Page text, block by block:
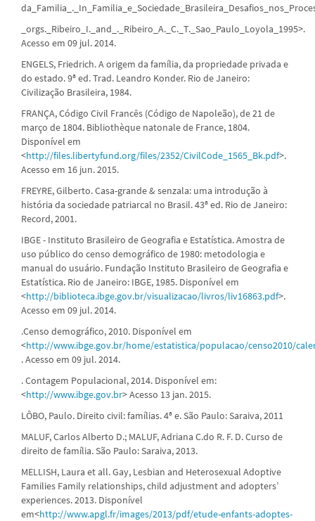
_orgs._Ribeiro_I._and_._Ribeiro_A._C._T._Sao_Paulo_Loyola_1995>.
Acesso em 09 jul. 2014.
ENGELS, Friedrich. A origem da família, da propriedade privada e
do estado. 9ª ed. Trad. Leandro Konder. Rio de Janeiro:
Civilização Brasileira, 1984.
FRANÇA, Código Civil Francês (Código de Napoleão), de 21 de
março de 1804. Bibliothèque natonale de France, 1804.
Disponível em
<http://files.libertyfund.org/files/2352/CivilCode_1565_Bk.pdf>.
Acesso em 16 jun. 2015.
FREYRE, Gilberto. Casa-grande & senzala: uma introdução à
história da sociedade patriarcal no Brasil. 43ª ed. Rio de Janeiro:
Record, 2001.
IBGE - Instituto Brasileiro de Geografia e Estatística. Amostra de
uso público do censo demográfico de 1980: metodologia e
manual do usuário. Fundação Instituto Brasileiro de Geografia e
Estatística. Rio de Janeiro: IBGE, 1985. Disponível em
<http://biblioteca.ibge.gov.br/visualizacao/livros/liv16863.pdf>.
Acesso em 09 jul. 2014.
.Censo demográfico, 2010. Disponível em
<http://www.ibge.gov.br/home/estatistica/populacao/censo2010/
. Acesso em 09 jul. 2014.
. Contagem Populacional, 2014. Disponível em:
<http://www.ibge.gov.br> Acesso 13 jan. 2015.
LÔBO, Paulo. Direito civil: famílias. 4ª e. São Paulo: Saraiva, 2011
MALUF, Carlos Alberto D.; MALUF, Adriana C.do R. F. D. Curso de
direito de família. São Paulo: Saraiva, 2013.
MELLISH, Laura et all. Gay, Lesbian and Heterosexual Adoptive
Families Family relationships, child adjustment and adopters’
experiences. 2013. Disponível
em<http://www.apgl.fr/images/2013/pdf/etude-enfants-adoptes-